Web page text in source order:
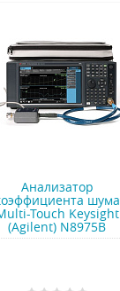
Анализатор
шума
Touch Keysight
(Agilent) N8975B